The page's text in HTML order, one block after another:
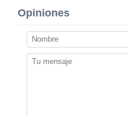
Opiniones